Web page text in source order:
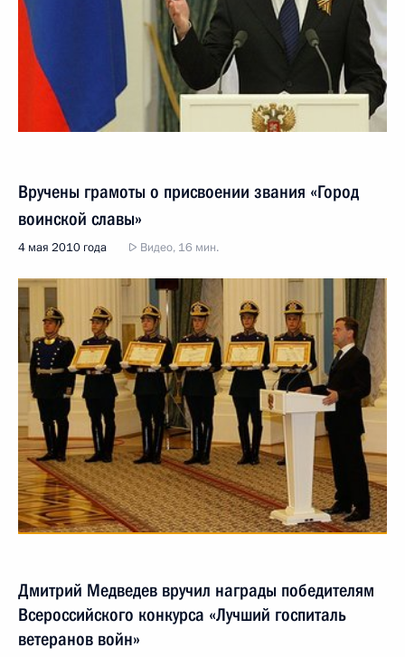
Вручены грамоты о присвоении звания «Город
воинской славы»
4 мая 2010 года Видео, 16 мин.
Дмитрий Медведев вручил награды победителям
Всероссийского конкурса «Лучший госпиталь
ветеранов войн»